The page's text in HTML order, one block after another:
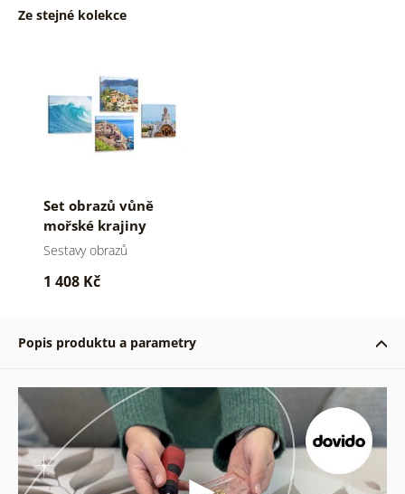
Ze stejné kolekce
Set obrazů vůně
mořské krajiny
Sestavy obrazů
1 408 Kč
Popis produktu a parametry